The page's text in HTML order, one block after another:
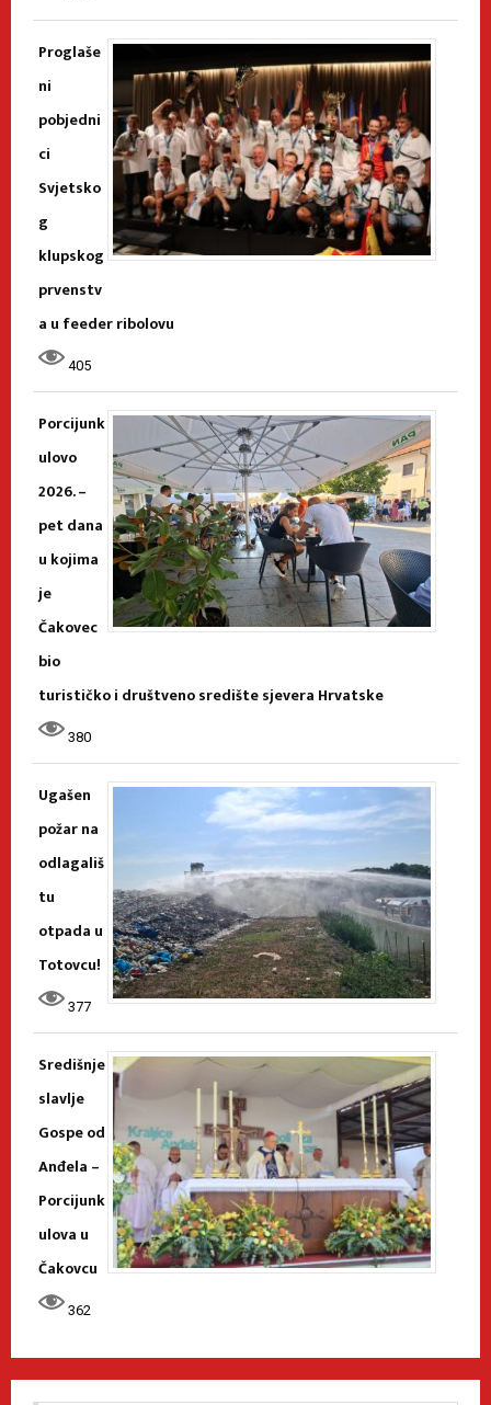
Proglaše
ni
pobjedni
ci
Svjetsko
g
klupskog
prvenstv
a u feeder ribolovu
405
Porcijunk
ulovo
2026. –
pet dana
u kojima
je
Čakovec
bio
turističko i društveno središte sjevera Hrvatske
380
Ugašen
požar na
odlagališ
tu
otpada u
Totovcu!
377
Središnje
slavlje
Gospe od
Anđela –
Porcijunk
ulova u
Čakovcu
362